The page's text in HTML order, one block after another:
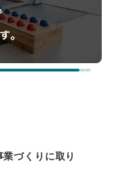
づくりに取り